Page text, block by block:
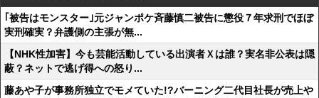
｢被告はモンスター｣元ジャンポケ斉藤慎二被告に懲役７年求刑でほぼ
実刑確実？弁護側の主張が無...
【NHK性加害】今も芸能活動している出演者Ｘは誰？実名非公表は隠
蔽？ネットで逃げ得への怒り...
藤あや子が事務所独立でモメていた!?バーニング二代目社長が売上や